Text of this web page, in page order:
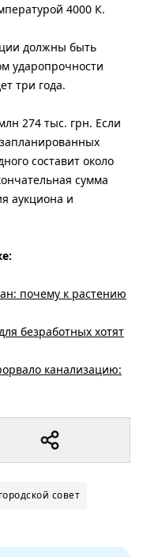
4000 К.
должны быть
ударопрочности
три года.
274 тыс. грн. Если
составит около
сумма
аукциона и
почему к растению
безработных хотят
канализацию:
совет